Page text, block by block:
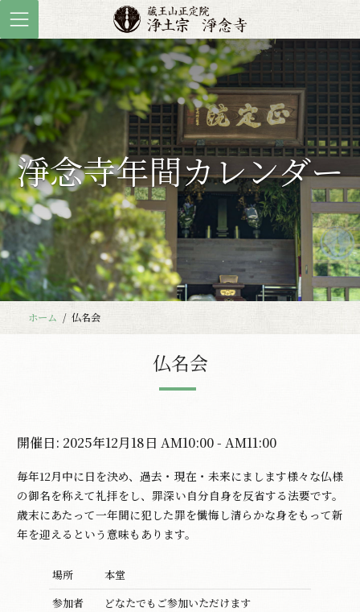
コ
ン
テ
ン
ツ
へ
ス
キ
ッ
プ
ナ
ビ
ゲ
ー
シ
ョ
ン
に
移
動 淨念寺年間カレンダー
ホーム 仏名会
仏名会
開催日: 2025年12月18日 AM10:00 - AM11:00
毎年12月中に日を決め、過去・現在・未来にまします様々な仏様
の御名を称えて礼拝をし、罪深い自分自身を反省する法要です。
歳末にあたって一年間に犯した罪を懺悔し清らかな身をもって新
年を迎えるという意味もあります。
場所
本堂
参加者
どなたでもご参加いただけます